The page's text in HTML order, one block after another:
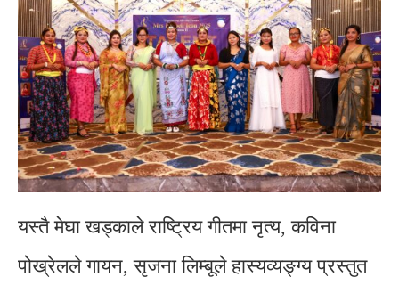
यस्तै मेघा खड्काले राष्ट्रिय गीतमा नृत्य, कविना
पोख्रेलले गायन, सृजना लिम्बूले हास्यव्यङ्ग्य प्रस्तुत